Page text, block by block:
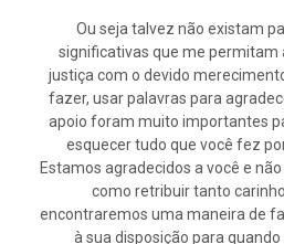
Ou seja talvez não existam
significativas que me permitam
justiça com o devido
fazer, usar palavras para
apoio foram muito importantes
esquecer tudo que você fez
Estamos agradecidos a você e
como retribuir tanto
encontraremos uma maneira de
à sua disposição para